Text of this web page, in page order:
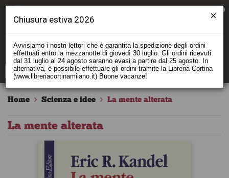
Home Scienza e idee La mente alterata
La mente alterata
Chiusura estiva 2026
Avvisiamo i nostri lettori che è garantita la spedizione degli ordini
effettuati entro la mezzanotte di giovedì 30 luglio. Gli ordini ricevuti
dal 31 luglio al 24 agosto saranno evasi a partire dal 25 agosto. In
alternativa, è possibile effettuare gli ordini tramite la Libreria Cortina
(www.libreriacortinamilano.it) Buone vacanze!